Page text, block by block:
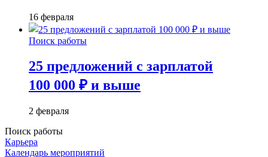
16 февраля
Поиск работы
25 предложений с зарплатой
100 000 ₽ и выше
2 февраля
Поиск работы
Карьера
Календарь мероприятий